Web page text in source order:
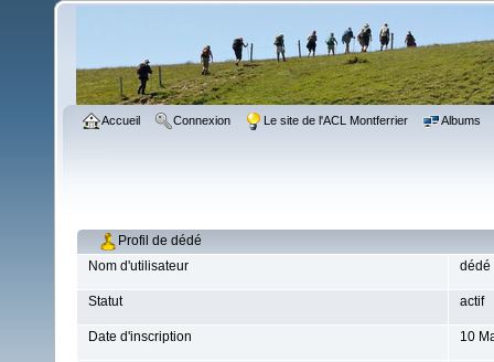
Accueil Connexion Le site de l'ACL Montferrier Albums
Profil de dédé
Nom d'utilisateur
dédé
Statut actif
Date d'inscription 10